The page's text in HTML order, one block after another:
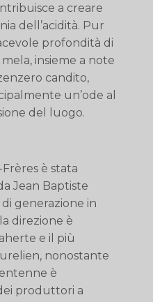
a creare
dell’acidità. Pur
profondità di
insieme a note
candito,
un’ode al
del luogo.
è stata
Jean Baptiste
generazione in
direzione è
e il più
nonostante
è
produttori a